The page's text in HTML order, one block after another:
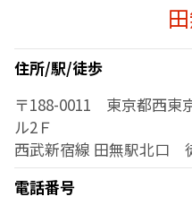
住所/駅/徒歩
〒188-0011 東京都西東
ル2Ｆ
西武新宿線 田無駅北口
電話番号